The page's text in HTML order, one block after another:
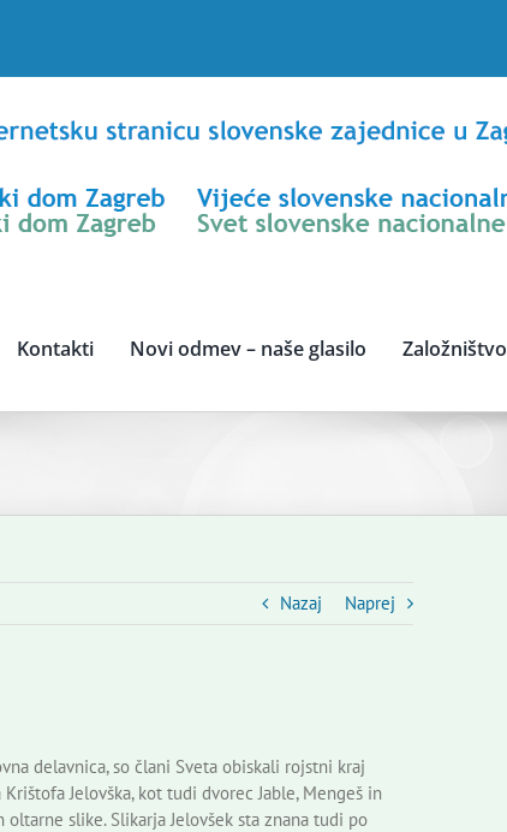
Kontakti Novi odmev – naše glasilo Založništvo
Nazaj Naprej
delavnica, so člani Sveta obiskali rojstni kraj
Jelovška, kot tudi dvorec Jable, Mengeš in
slike. Slikarja Jelovšek sta znana tudi po